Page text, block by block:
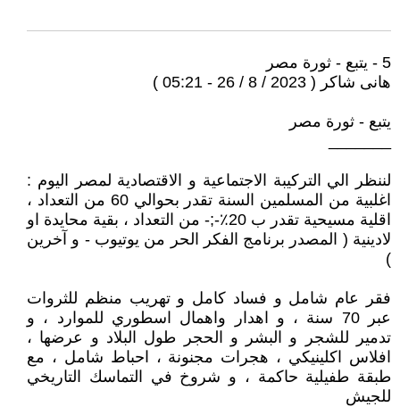
5 - يتبع - ثورة مصر
هانى شاكر ( 2023 / 8 / 26 - 05:21 )
يتبع - ثورة مصر
لننظر الي التركيبة الاجتماعية و الاقتصادية لمصر اليوم :
اغلبية من المسلمين السنة تقدر بحوالي 60 من التعداد ،
اقلية مسيحية تقدر ب 20٪-;- من التعداد ، بقية محايدة او
لادينية ( المصدر برنامج الفكر الحر من يوتيوب - و آخرين
)
فقر عام شامل و فساد كامل و تهريب منظم للثروات
عبر 70 سنة ، و اهدار واهمال اسطوري للموارد ، و
تدمير للشجر و البشر و الحجر طول البلاد و عرضها ،
افلاس اكلينيكي ، هجرات مجنونة ، احباط شامل ، مع
طبقة طفيلية حاكمة ، و شروخ في التماسك التاريخي
للجيش